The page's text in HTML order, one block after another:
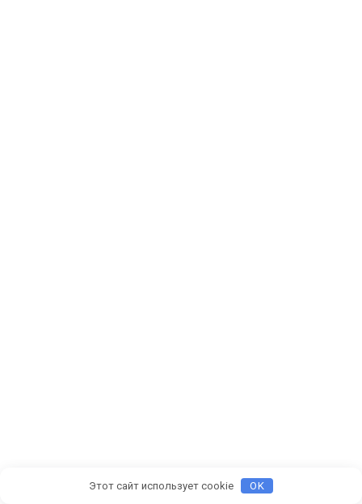
Этот сайт использует cookie OK